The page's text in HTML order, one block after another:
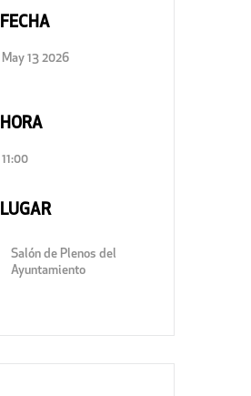
FECHA
May 13 2026
HORA
11:00
LUGAR
Salón de Plenos del
Ayuntamiento